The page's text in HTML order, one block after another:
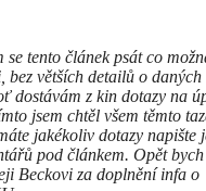
se tento článek psát co
bez větších detailů o daných
dostávám z kin dotazy na
jsem chtěl všem těmto
jakékoliv dotazy napište
pod článkem. Opět bych
Beckovi za doplnění infa o